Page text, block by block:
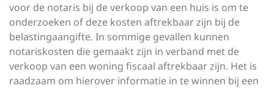
voor de notaris bij de verkoop van een huis is om te
onderzoeken of deze kosten aftrekbaar zijn bij de
belastingaangifte. In sommige gevallen kunnen
notariskosten die gemaakt zijn in verband met de
verkoop van een woning fiscaal aftrekbaar zijn. Het is
raadzaam om hierover informatie in te winnen bij een